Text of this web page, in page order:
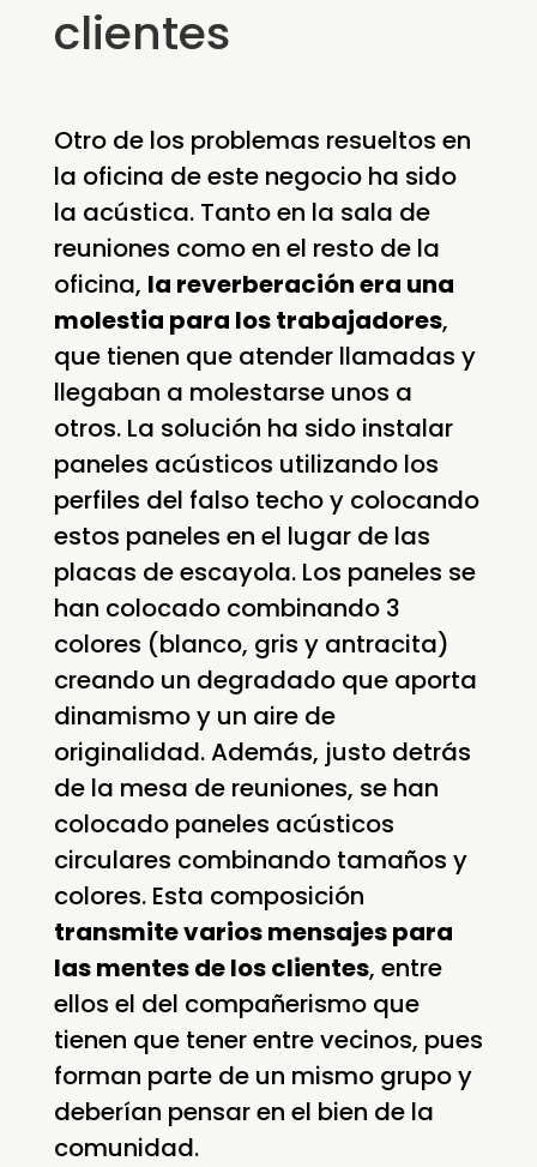
clientes
Otro de los problemas resueltos en
la oficina de este negocio ha sido
la acústica. Tanto en la sala de
reuniones como en el resto de la
oficina, la reverberación era una
molestia para los trabajadores,
que tienen que atender llamadas y
llegaban a molestarse unos a
otros. La solución ha sido instalar
paneles acústicos utilizando los
perfiles del falso techo y colocando
estos paneles en el lugar de las
placas de escayola. Los paneles se
han colocado combinando 3
colores (blanco, gris y antracita)
creando un degradado que aporta
dinamismo y un aire de
originalidad. Además, justo detrás
de la mesa de reuniones, se han
colocado paneles acústicos
circulares combinando tamaños y
colores. Esta composición
transmite varios mensajes para
las mentes de los clientes, entre
ellos el del compañerismo que
tienen que tener entre vecinos, pues
forman parte de un mismo grupo y
deberían pensar en el bien de la
comunidad.